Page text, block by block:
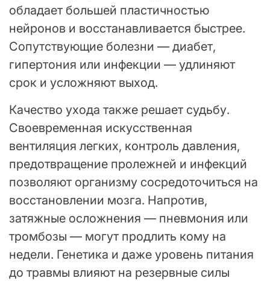
обладает большей пластичностью
нейронов и восстанавливается быстрее.
Сопутствующие болезни — диабет,
гипертония или инфекции — удлиняют
срок и усложняют выход.
Качество ухода также решает судьбу.
Своевременная искусственная
вентиляция легких, контроль давления,
предотвращение пролежней и инфекций
позволяют организму сосредоточиться на
восстановлении мозга. Напротив,
затяжные осложнения — пневмония или
тромбозы — могут продлить кому на
недели. Генетика и даже уровень питания
до травмы влияют на резервные силы